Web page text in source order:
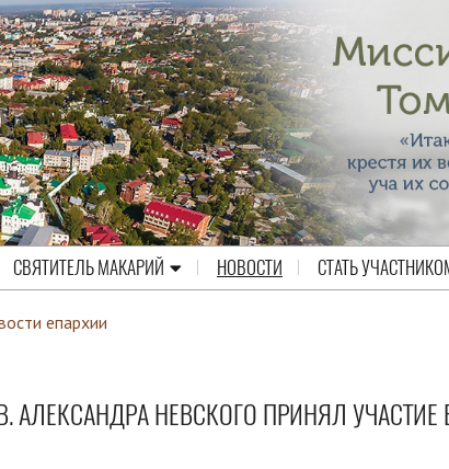
СВЯТИТЕЛЬ МАКАРИЙ НОВОСТИ СТАТЬ
епархии
АЛЕКСАНДРА НЕВСКОГО ПРИНЯЛ УЧАСТИЕ